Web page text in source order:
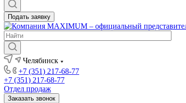
Подать заявку
Челябинск
+7 (351) 217-68-77
+7 (351) 217-68-77
Отдел продаж
Заказать звонок